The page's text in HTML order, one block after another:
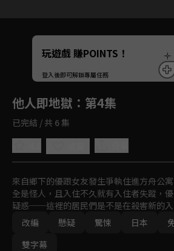
Unmute
如有不便請見諒
玩遊戲 賺POINTS！
登入後即可解鎖專屬任務
他人即地獄 ：第4集
已完結 / 共 6 集
來自鄉下的優跟女友發生爭執住進方舟公
全是怪人，且入住不久就有入住者失蹤，
疑惑──這裡的居民們是不是在殺害新的入
改編
懸疑 驚悚 日本
雙字幕